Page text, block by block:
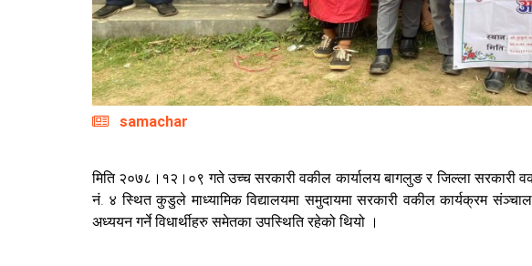
samachar
मिति २०७८।१२।०९ गते उच्च सरकारी वकील कार्यालय बागलुङ र जिल्ला सरकारी
नं. ४ स्थित कुडुले माध्यामिक विद्यालयमा समुदायमा सरकारी वकील कार्यक्रम
अध्ययन गर्ने विधार्थीहरु समेतका उपस्थिति रहेको थियो ।